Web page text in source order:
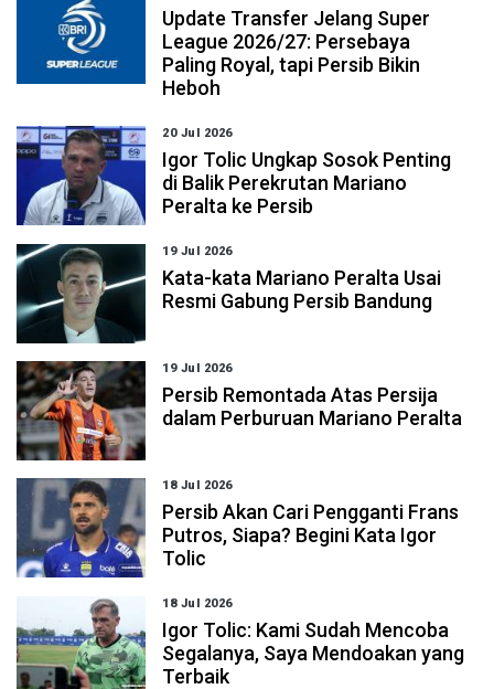
Update Transfer Jelang Super
League 2026/27: Persebaya
Paling Royal, tapi Persib Bikin
Heboh
20 Jul 2026
Igor Tolic Ungkap Sosok Penting
di Balik Perekrutan Mariano
Peralta ke Persib
19 Jul 2026
Kata-kata Mariano Peralta Usai
Resmi Gabung Persib Bandung
19 Jul 2026
Persib Remontada Atas Persija
dalam Perburuan Mariano Peralta
18 Jul 2026
Persib Akan Cari Pengganti Frans
Putros, Siapa? Begini Kata Igor
Tolic
18 Jul 2026
Igor Tolic: Kami Sudah Mencoba
Segalanya, Saya Mendoakan yang
Terbaik